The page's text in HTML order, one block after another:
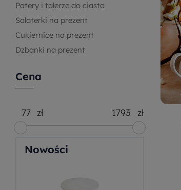
Patery i talerze do ciasta
Salaterki na prezent
Cukiernice na prezent
Dzbanki na prezent
Cena
zł zł
Nowości